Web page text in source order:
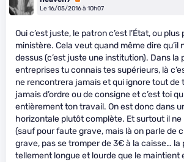
Le 16/05/2016 à 10h07
Oui c’est juste, le patron c’est l’État, ou
ministère. Cela veut quand même dire qu’il
dessus (c’est juste une institution). Dans la
entreprises tu connais tes supérieurs, là
ne rencontrera jamais et qui ignore tout de
jamais d’ordre ou de consigne et c’est toi
entièrement ton travail. On est donc dans
horizontale plutôt complète. Et surtout il
(sauf pour faute grave, mais là on parle de
grave, pas se tromper de 3€ à la caisse… la
tellement longue et lourde que le maintient